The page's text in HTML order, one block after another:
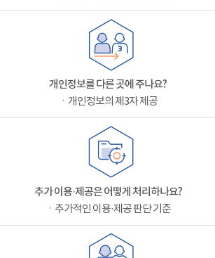
개인정보를 다른 곳에 주나요?
ㆍ개인정보의 제3자 제공
추가 이용·제공은 어떻게 처리하나요?
ㆍ추가적인 이용·제공 판단 기준